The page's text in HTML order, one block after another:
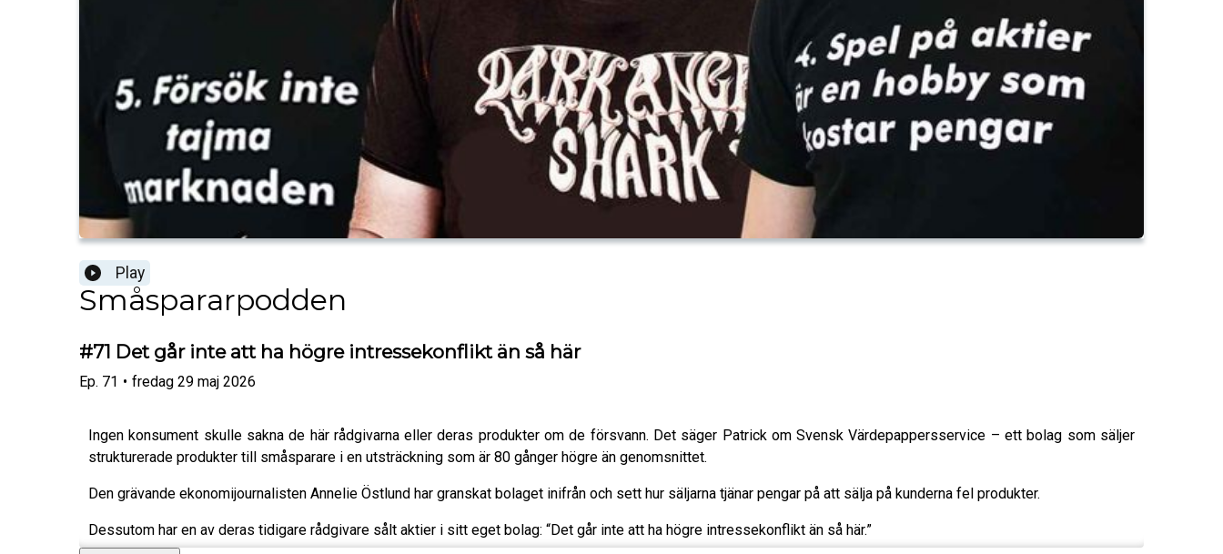
Play
Småspararpodden
#71 Det går inte att ha högre intressekonflikt än så här
Ep. 71 • fredag 29 maj 2026
Ingen konsument skulle sakna de här rådgivarna eller deras produkter om de försvann. Det säger Patrick om Svensk Värdepappersservice – ett bolag som säljer
strukturerade produkter till småsparare i en utsträckning som är 80 gånger högre än genomsnittet.
Den grävande ekonomijournalisten Annelie Östlund har granskat bolaget inifrån och sett hur säljarna tjänar pengar på att sälja på kunderna fel produkter.
Dessutom har en av deras tidigare rådgivare sålt aktier i sitt eget bolag: “Det går inte att ha högre intressekonflikt än så här.”